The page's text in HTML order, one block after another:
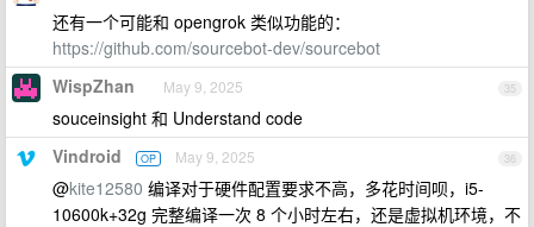
还有一个可能和 opengrok 类似功能的：
https://github.com/sourcebot-dev/sourcebot
35
WispZhan May 9, 2025
souceinsight 和 Understand code
36
Vindroid OP May 9, 2025
@kite12580 编译对于硬件配置要求不高，多花时间呗，i5-
10600k+32g 完整编译一次 8 个小时左右，还是虚拟机环境，不